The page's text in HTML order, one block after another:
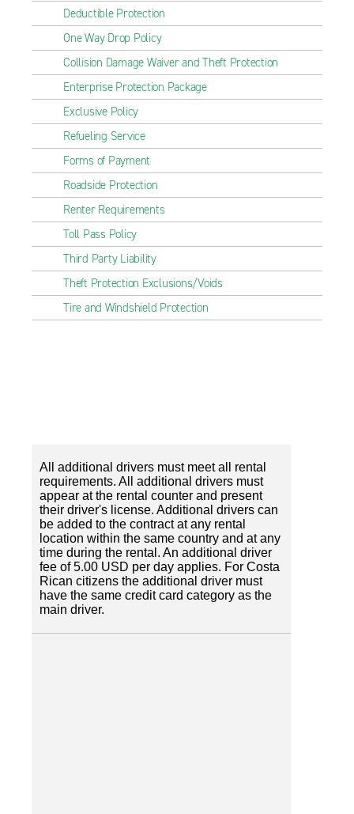
Deductible Protection
One Way Drop Policy
Collision Damage Waiver and Theft Protection
Enterprise Protection Package
Exclusive Policy
Refueling Service
Forms of Payment
Roadside Protection
Renter Requirements
Toll Pass Policy
Third Party Liability
Theft Protection Exclusions/Voids
Tire and Windshield Protection
All additional drivers must meet all rental
requirements. All additional drivers must
appear at the rental counter and present
their driver's license. Additional drivers can
be added to the contract at any rental
location within the same country and at any
time during the rental. An additional driver
fee of 5.00 USD per day applies. For Costa
Rican citizens the additional driver must
have the same credit card category as the
main driver.